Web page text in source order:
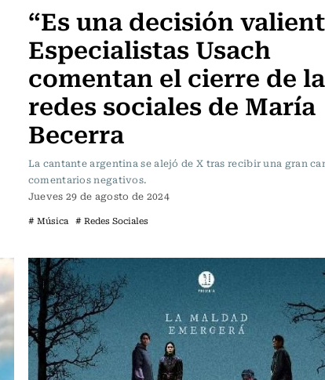
“Es una decisión
Especialistas Usach
comentan el cierre de
redes sociales de María
Becerra
La cantante argentina se alejó de X tras recibir una gran
comentarios negativos.
Jueves 29 de agosto de 2024
# Música # Redes Sociales